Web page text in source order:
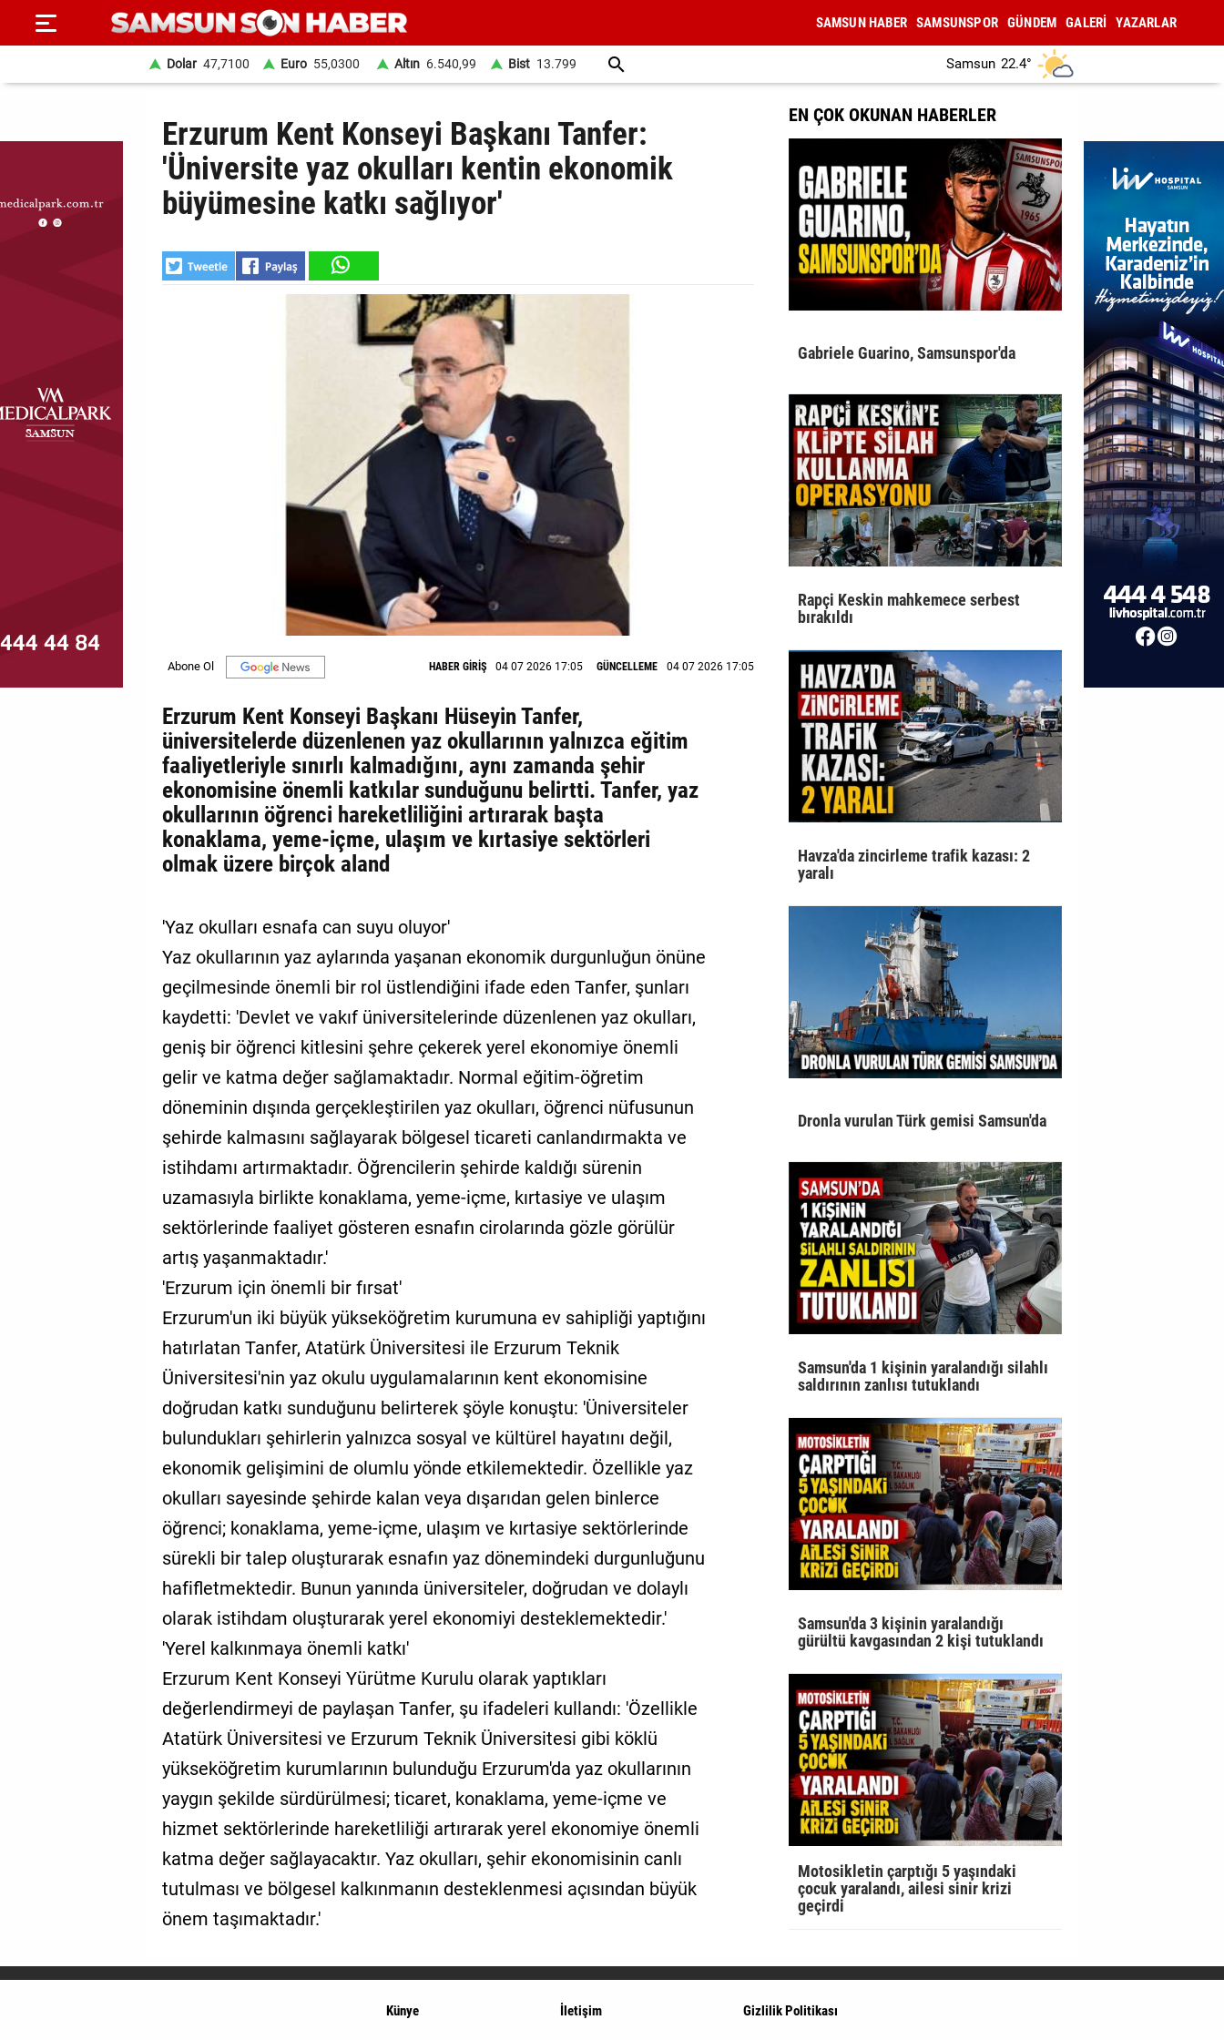
SAYFA
HABER
DÜNYA
MAGAZİN
Künye
İletişim
SAMSUN HABER SAMSUNSPOR GÜNDEM GALERİ YAZARLAR
Dolar 47,7100 Euro 55,0300 Altın 6.540,99 Bist 13.799 Samsun 22.4°
Erzurum Kent Konseyi Başkanı Tanfer:
'Üniversite yaz okulları kentin ekonomik
büyümesine katkı sağlıyor'
HABER GİRİŞ 04 07 2026 17:05 GÜNCELLEME 04 07 2026 17:05
Erzurum Kent Konseyi Başkanı Hüseyin Tanfer,
üniversitelerde düzenlenen yaz okullarının yalnızca eğitim
faaliyetleriyle sınırlı kalmadığını, aynı zamanda şehir
ekonomisine önemli katkılar sunduğunu belirtti. Tanfer, yaz
okullarının öğrenci hareketliliğini artırarak başta
konaklama, yeme-içme, ulaşım ve kırtasiye sektörleri
olmak üzere birçok aland
'Yaz okulları esnafa can suyu oluyor'
Yaz okullarının yaz aylarında yaşanan ekonomik durgunluğun önüne
geçilmesinde önemli bir rol üstlendiğini ifade eden Tanfer, şunları
kaydetti: 'Devlet ve vakıf üniversitelerinde düzenlenen yaz okulları,
geniş bir öğrenci kitlesini şehre çekerek yerel ekonomiye önemli
gelir ve katma değer sağlamaktadır. Normal eğitim-öğretim
döneminin dışında gerçekleştirilen yaz okulları, öğrenci nüfusunun
şehirde kalmasını sağlayarak bölgesel ticareti canlandırmakta ve
istihdamı artırmaktadır. Öğrencilerin şehirde kaldığı sürenin
uzamasıyla birlikte konaklama, yeme-içme, kırtasiye ve ulaşım
sektörlerinde faaliyet gösteren esnafın cirolarında gözle görülür
artış yaşanmaktadır.'
'Erzurum için önemli bir fırsat'
Erzurum'un iki büyük yükseköğretim kurumuna ev sahipliği yaptığını
hatırlatan Tanfer, Atatürk Üniversitesi ile Erzurum Teknik
Üniversitesi'nin yaz okulu uygulamalarının kent ekonomisine
doğrudan katkı sunduğunu belirterek şöyle konuştu: 'Üniversiteler
bulundukları şehirlerin yalnızca sosyal ve kültürel hayatını değil,
ekonomik gelişimini de olumlu yönde etkilemektedir. Özellikle yaz
okulları sayesinde şehirde kalan veya dışarıdan gelen binlerce
öğrenci; konaklama, yeme-içme, ulaşım ve kırtasiye sektörlerinde
sürekli bir talep oluşturarak esnafın yaz dönemindeki durgunluğunu
hafifletmektedir. Bunun yanında üniversiteler, doğrudan ve dolaylı
olarak istihdam oluşturarak yerel ekonomiyi desteklemektedir.'
'Yerel kalkınmaya önemli katkı'
Erzurum Kent Konseyi Yürütme Kurulu olarak yaptıkları
değerlendirmeyi de paylaşan Tanfer, şu ifadeleri kullandı: 'Özellikle
Atatürk Üniversitesi ve Erzurum Teknik Üniversitesi gibi köklü
yükseköğretim kurumlarının bulunduğu Erzurum'da yaz okullarının
yaygın şekilde sürdürülmesi; ticaret, konaklama, yeme-içme ve
hizmet sektörlerinde hareketliliği artırarak yerel ekonomiye önemli
katma değer sağlayacaktır. Yaz okulları, şehir ekonomisinin canlı
tutulması ve bölgesel kalkınmanın desteklenmesi açısından büyük
önem taşımaktadır.'
EN ÇOK OKUNAN HABERLER
Gabriele Guarino, Samsunspor'da
Rapçi Keskin mahkemece serbest
bırakıldı
Havza'da zincirleme trafik kazası: 2
yaralı
Dronla vurulan Türk gemisi Samsun'da
Samsun'da 1 kişinin yaralandığı silahlı
saldırının zanlısı tutuklandı
Samsun'da 3 kişinin yaralandığı
gürültü kavgasından 2 kişi tutuklandı
Motosikletin çarptığı 5 yaşındaki
çocuk yaralandı, ailesi sinir krizi
geçirdi
Künye İletişim Gizlilik Politikası